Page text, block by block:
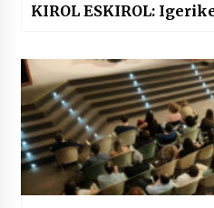
KIROL ESKIROL: